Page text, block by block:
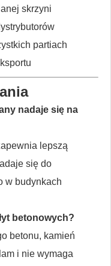
skrzyni
partiach
nadaje się na
lepszą
się do
w budynkach
betonowych?
betonu, kamień
i nie wymaga